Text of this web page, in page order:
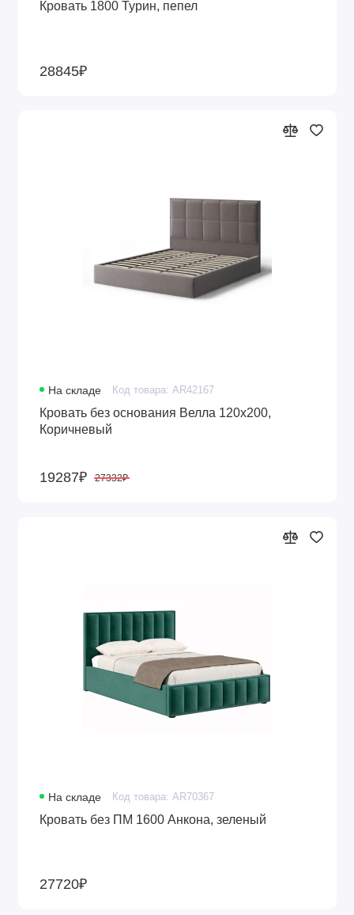
Кровать 1800 Турин, пепел
28845₽
На складе Код товара: AR42167
Кровать без основания Велла 120х200,
Коричневый
19287₽ 27332₽
На складе Код товара: AR70367
Кровать без ПМ 1600 Анкона, зеленый
27720₽